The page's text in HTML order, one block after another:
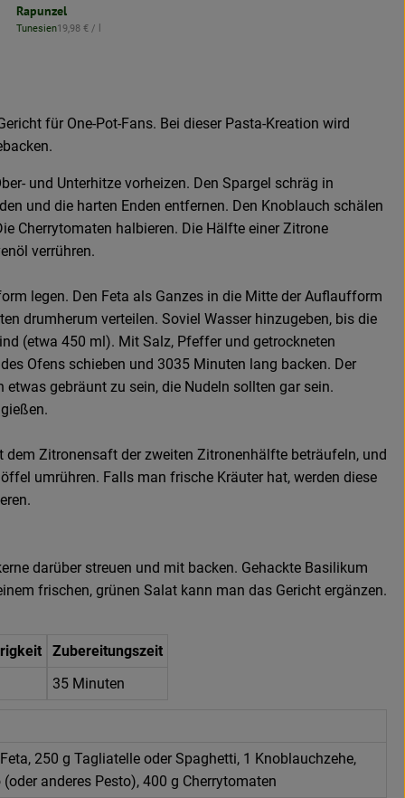
Rapunzel
, Herkunft:
Tunesien, Referenzpreis:
19,98 € / l
für One-Pot-Fans. Bei dieser Pasta-Kreation wird
und Unterhitze vorheizen. Den Spargel schräg in
und die harten Enden entfernen. Den Knoblauch schälen
Cherrytomaten halbieren. Die Hälfte einer Zitrone
verrühren.
legen. Den Feta als Ganzes in die Mitte der Auflaufform
drumherum verteilen. Soviel Wasser hinzugeben, bis die
(etwa 450 ml). Mit Salz, Pfeffer und getrockneten
Ofens schieben und 3035 Minuten lang backen. Der
etwas gebräunt zu sein, die Nudeln sollten gar sein.
dem Zitronensaft der zweiten Zitronenhälfte beträufeln, und
umrühren. Falls man frische Kräuter hat, werden diese
darüber streuen und mit backen. Gehackte Basilikum
frischen, grünen Salat kann man das Gericht ergänzen.
Zubereitungszeit
35 Minuten
250 g Tagliatelle oder Spaghetti, 1 Knoblauchzehe,
anderes Pesto), 400 g Cherrytomaten